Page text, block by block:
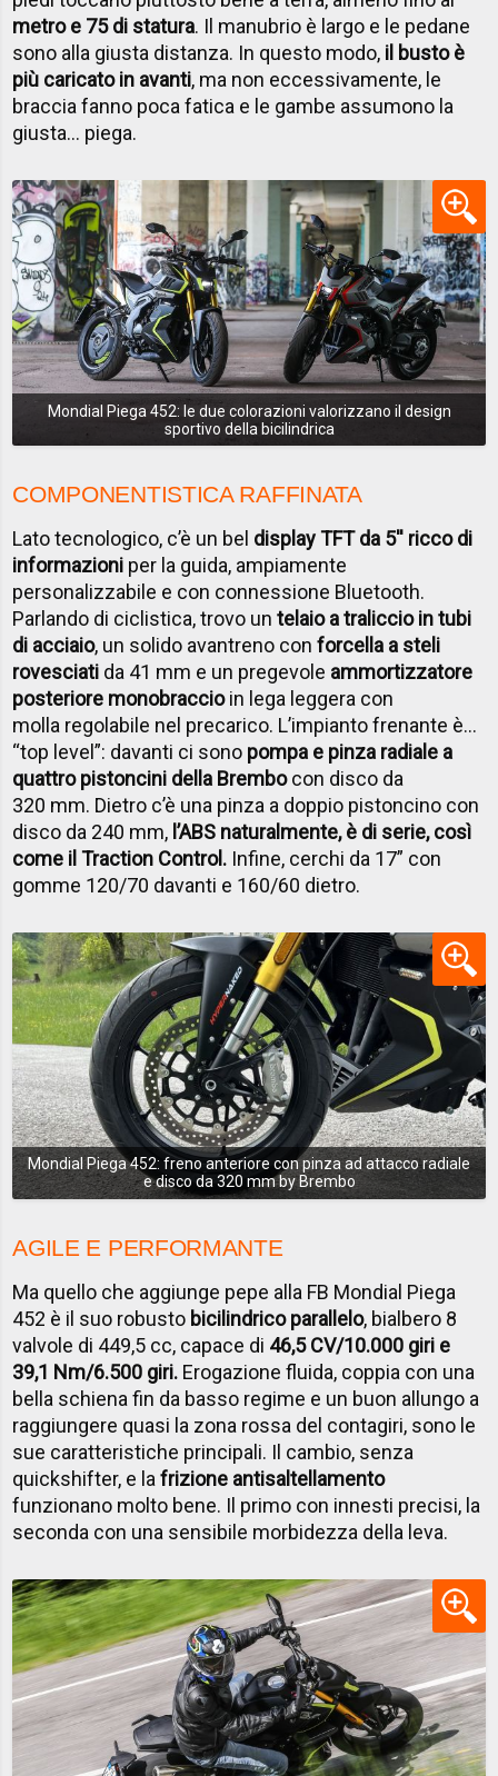
metro e 75 di statura. Il manubrio è largo e le pedane
sono alla giusta distanza. In questo modo, il busto è
più caricato in avanti, ma non eccessivamente, le
braccia fanno poca fatica e le gambe assumono la
giusta… piega.
Mondial Piega 452: le due colorazioni valorizzano il design
sportivo della bicilindrica
COMPONENTISTICA RAFFINATA
Lato tecnologico, c’è un bel display TFT da 5'' ricco di
informazioni per la guida, ampiamente
personalizzabile e con connessione Bluetooth.
Parlando di ciclistica, trovo untelaio a traliccio in tubi
di acciaio, un solido avantreno conforcella a steli
rovesciati da 41 mm e un pregevole ammortizzatore
posteriore monobraccioin lega leggera con
molla regolabile nel precarico. L’impianto frenante è…
“top level”: davanti ci sono pompa e pinza radiale a
quattro pistoncini della Brembocon disco da
320 mm. Dietro c’è una pinza a doppio pistoncino con
disco da 240 mm, l’ABS naturalmente, è di serie, così
come il Traction Control. Infine, cerchi da 17” con
gomme 120/70 davanti e 160/60 dietro.
Mondial Piega 452: freno anteriore con pinza ad attacco radiale
e disco da 320 mm by Brembo
AGILE E PERFORMANTE
Ma quello che aggiunge pepe alla FB Mondial Piega
452 è il suo robusto bicilindrico parallelo, bialbero 8
valvole di 449,5 cc, capace di 46,5 CV/10.000 giri e
39,1 Nm/6.500 giri. Erogazione fluida, coppia con una
bella schiena fin da basso regime e un buon allungo a
raggiungere quasi la zona rossa del contagiri, sono le
sue caratteristiche principali. Il cambio, senza
quickshifter, e lafrizione antisaltellamento
funzionano molto bene. Il primo con innesti precisi, la
seconda con una sensibile morbidezza della leva.